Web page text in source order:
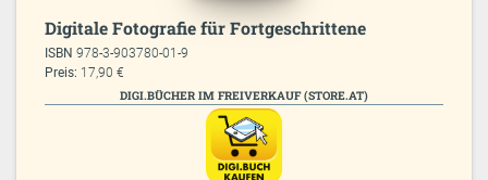
Digitale Fotografie für Fortgeschrittene
ISBN978-3-903780-01-9
Preis: 17,90 €
DIGI.BÜCHER IM FREIVERKAUF (STORE.AT)